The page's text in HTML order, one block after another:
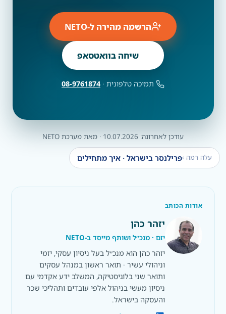
הרשמה מהירה ל-NETO
שיחה בוואטסאפ
תמיכה טלפונית · 08-9761874
עודכן לאחרונה: 10.07.2026 · מאת מערכת NETO
עלה רמה ›פרילנסר בישראל · איך מתחילים
אודות הכותב
יזהר כהן
יזם · מנכ״ל ושותף מייסד ב-NETO
יזהר כהן הוא מנכ״ל בעל ניסיון עסקי, יזמי
וניהולי עשיר · תואר ראשון במנהל עסקים
ותואר שני בלוגיסטיקה, המשלב ידע אקדמי עם
ניסיון מעשי בניהול אלפי עובדים ותהליכי שכר
והעסקה בישראל.